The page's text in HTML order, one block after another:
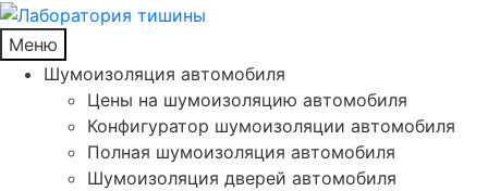
Меню
Шумоизоляция автомобиля
Цены на шумоизоляцию автомобиля
Конфигуратор шумоизоляции автомобиля
Полная шумоизоляция автомобиля
Шумоизоляция дверей автомобиля